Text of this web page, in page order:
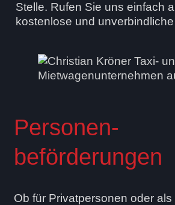
Stelle. Rufen Sie uns einfach
kostenlose und
Personen­
beförderungen
Ob für Privatpersonen oder